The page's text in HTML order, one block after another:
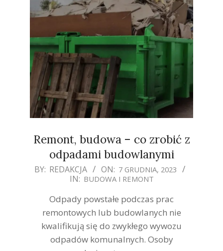
Remont, budowa – co zrobić z
odpadami budowlanymi
2023-
BY: REDAKCJA ON: 7 GRUDNIA, 2023
IN: BUDOWA I REMONT
Odpady powstałe podczas prac
remontowych lub budowlanych nie
kwalifikują się do zwykłego wywozu
odpadów komunalnych. Osoby